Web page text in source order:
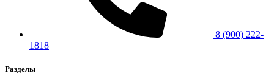
8 (900) 222-
1818
Разделы